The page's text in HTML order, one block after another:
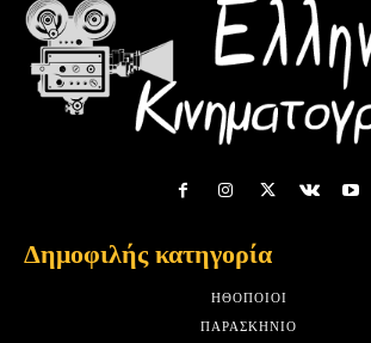
Δημοφιλής κατηγορία
HΘΟΠΟΙΟΊ
ΠΑΡΑΣΚΉΝΙΟ